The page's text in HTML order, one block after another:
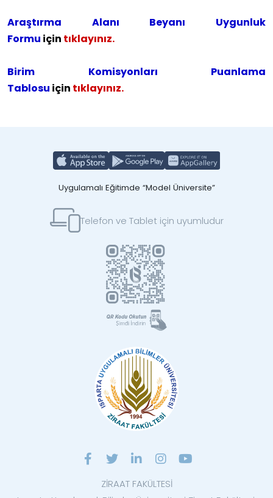
Araştırma Alanı Beyanı Uygunluk
Formu için tıklayınız.
Birim Komisyonları Puanlama
Tablosu için tıklayınız.
Uygulamalı Eğitimde “Model Üniversite”
Telefon ve Tablet için uyumludur
ZİRAAT FAKÜLTESİ